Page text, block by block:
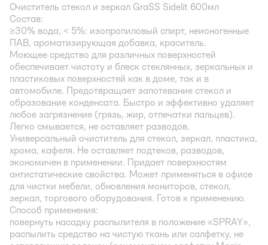
Очиститель стекол и зеркал GraSS Sidelit 600мл
Состав:
≥30% вода, < 5%: изопропиловый спирт, неионогенные
ПАВ, ароматизирующая добавка, краситель.
Моющее средство для различных поверхностей
обеспечивает чистоту и блеск стеклянных, зеркальных и
пластиковых поверхностей как в доме, так и в
автомобиле. Предотвращает запотевание стекол и
образование конденсата. Быстро и эффективно удаляет
любое загрязнение (грязь, жир, отпечатки пальцев).
Легко смывается, не оставляет разводов.
Универсальный очиститель для стекол, зеркал, пластика,
хрома, кафеля. Не оставляет подтеков, разводов,
экономичен в применении. Придает поверхностям
антистатические свойства. Может применяться в офисе
для чистки мебели, обновления мониторов, стекол,
зеркал, торгового оборудования. Готов к применению.
Способ применения:
повернуть насадку распылителя в положение «SPRAY»,
распылить средство на чистую ткань или салфетку, не